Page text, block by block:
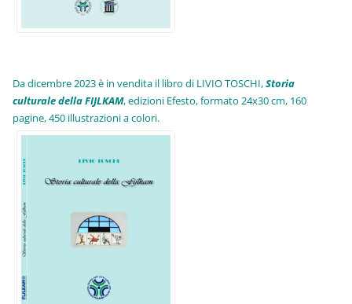
Da dicembre 2023 è in vendita il libro di LIVIO TOSCHI,Storia
culturale della FIJLKAM, edizioni Efesto, formato 24x30 cm, 160
pagine, 450 illustrazioni a colori.